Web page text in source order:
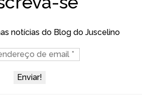
notícias do Blog do Juscelino